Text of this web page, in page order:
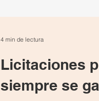
Licitaciones
siempre se
4 min de lectura